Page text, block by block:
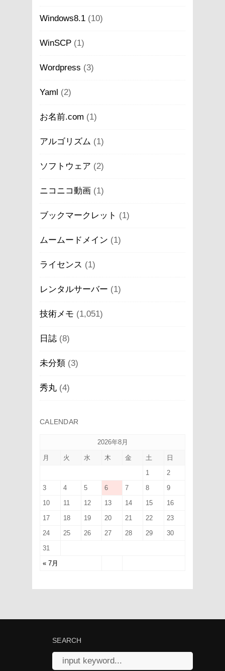
Windows8.1 (10)
WinSCP (1)
Wordpress (3)
Yaml (2)
お名前.com (1)
アルゴリズム (1)
ソフトウェア (2)
ニコニコ動画 (1)
ブックマークレット (1)
ムームードメイン (1)
ライセンス (1)
レンタルサーバー (1)
技術メモ (1,051)
日誌 (8)
未分類 (3)
秀丸 (4)
CALENDAR
2026年8月
月 火 水 木 金 土 日
« 7月
1
2
3
4 5 6 7 8
9
10
11 12 13 14 15
16
17
18 19 20 21 22
23
24
25 26 27 28 29
30
31
SEARCH